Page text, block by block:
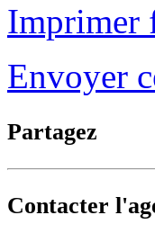
Imprimer
Envoyer
Partagez
Contacter